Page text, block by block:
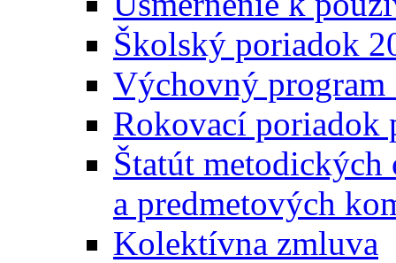
Školský poriadok
Výchovný
Rokovací poriadok
Štatút
a predmetových
Kolektívna zmluva